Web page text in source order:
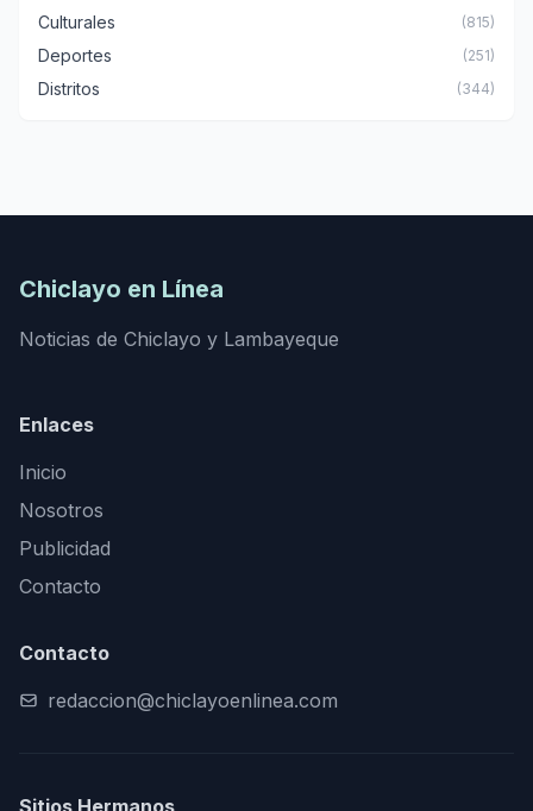
Culturales (815)
Deportes (251)
Distritos (344)
Chiclayo en Línea
Noticias de Chiclayo y Lambayeque
Enlaces
Inicio
Nosotros
Publicidad
Contacto
Contacto
redaccion@chiclayoenlinea.com
Sitios Hermanos